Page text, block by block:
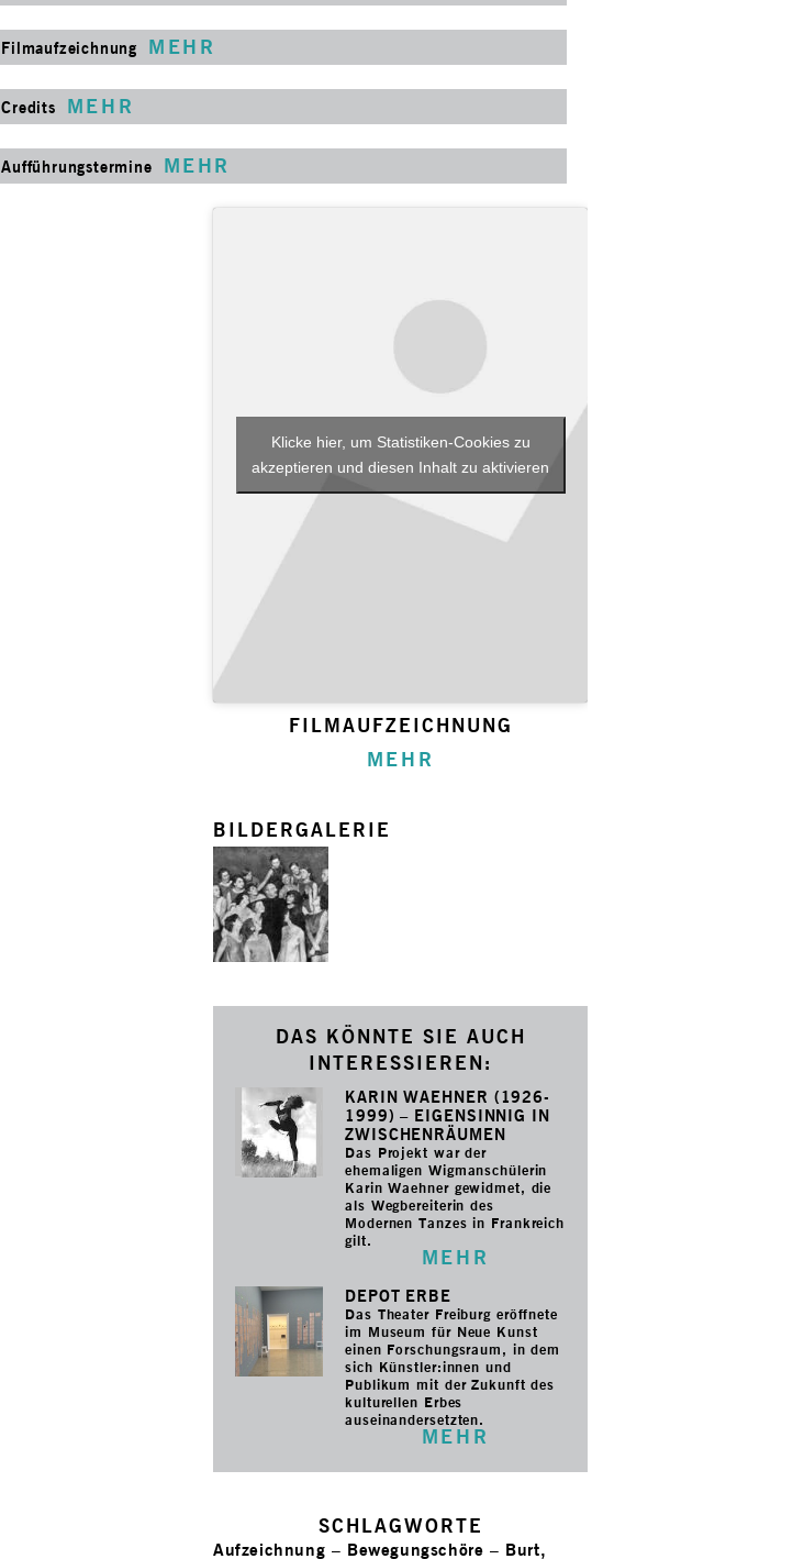
Filmaufzeichnung MEHR
Credits MEHR
Aufführungstermine MEHR
Klicke hier, um Statistiken-Cookies zu
akzeptieren und diesen Inhalt zu aktivieren
FILMAUFZEICHNUNG
MEHR
BILDERGALERIE
DAS KÖNNTE SIE AUCH
INTERESSIEREN:
KARIN WAEHNER (1926-
1999) – EIGENSINNIG IN
ZWISCHENRÄUMEN
Das Projekt war der
ehemaligen Wigmanschülerin
Karin Waehner gewidmet, die
als Wegbereiterin des
Modernen Tanzes in Frankreich
gilt.
MEHR
DEPOT ERBE
Das Theater Freiburg eröffnete
im Museum für Neue Kunst
einen Forschungsraum, in dem
sich Künstler:innen und
Publikum mit der Zukunft des
kulturellen Erbes
auseinandersetzten.
MEHR
SCHLAGWORTE
Aufzeichnung – Bewegungschöre – Burt,